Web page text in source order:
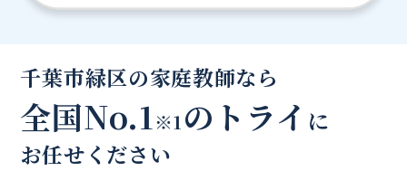
千葉市緑区の家庭教師なら
全国No.1※1のトライ に
お任せください